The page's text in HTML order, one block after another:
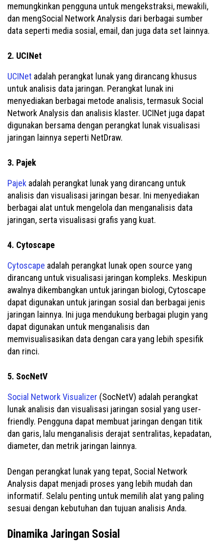
memungkinkan pengguna untuk mengekstraksi, mewakili,
dan mengSocial Network Analysis dari berbagai sumber
data seperti media sosial, email, dan juga data set lainnya.
2. UCINet
UCINet adalah perangkat lunak yang dirancang khusus
untuk analisis data jaringan. Perangkat lunak ini
menyediakan berbagai metode analisis, termasuk Social
Network Analysis dan analisis klaster. UCINet juga dapat
digunakan bersama dengan perangkat lunak visualisasi
jaringan lainnya seperti NetDraw.
3. Pajek
Pajek adalah perangkat lunak yang dirancang untuk
analisis dan visualisasi jaringan besar. Ini menyediakan
berbagai alat untuk mengelola dan menganalisis data
jaringan, serta visualisasi grafis yang kuat.
4. Cytoscape
Cytoscape adalah perangkat lunak open source yang
dirancang untuk visualisasi jaringan kompleks. Meskipun
awalnya dikembangkan untuk jaringan biologi, Cytoscape
dapat digunakan untuk jaringan sosial dan berbagai jenis
jaringan lainnya. Ini juga mendukung berbagai plugin yang
dapat digunakan untuk menganalisis dan
memvisualisasikan data dengan cara yang lebih spesifik
dan rinci.
5. SocNetV
Social Network Visualizer (SocNetV) adalah perangkat
lunak analisis dan visualisasi jaringan sosial yang user-
friendly. Pengguna dapat membuat jaringan dengan titik
dan garis, lalu menganalisis derajat sentralitas, kepadatan,
diameter, dan metrik jaringan lainnya.
Dengan perangkat lunak yang tepat, Social Network
Analysis dapat menjadi proses yang lebih mudah dan
informatif. Selalu penting untuk memilih alat yang paling
sesuai dengan kebutuhan dan tujuan analisis Anda.
Dinamika Jaringan Sosial